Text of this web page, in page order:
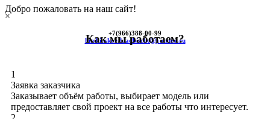
Добро пожаловать на наш сайт!
+7(966)388-00-99
himkinskoe-kladbische@yandex.ru
×
Как мы работаем?
1
Заявка заказчика
Заказывает объём работы, выбирает модель или
предоставляет свой проект на все работы что интересует.